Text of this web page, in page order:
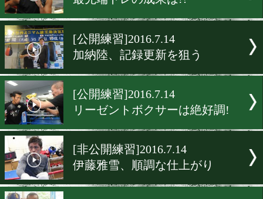
[公開練習]2016.7.27
[非公開練習]2016.7.15
それぞれの挑戦
[公開練習]2016.7.15
ララ「井岡は偉大な王者」